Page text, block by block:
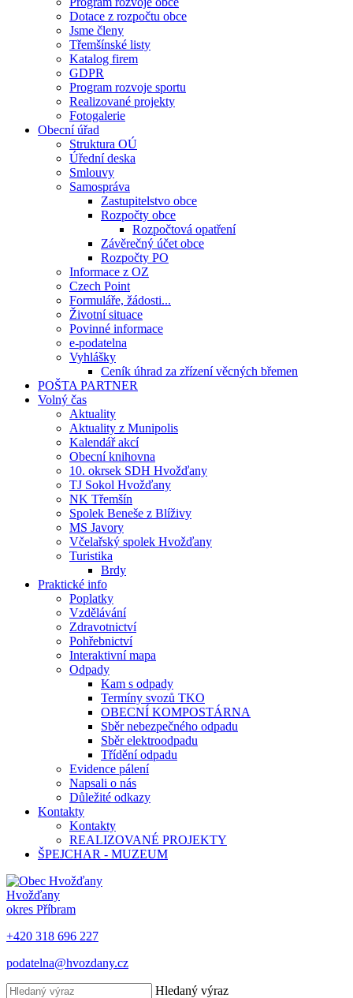
Dotace z rozpočtu obce
Jsme členy
Třemšínské listy
Katalog firem
GDPR
Program rozvoje sportu
Realizované projekty
Fotogalerie
Obecní úřad
Struktura OÚ
Úřední deska
Smlouvy
Samospráva
Zastupitelstvo obce
Rozpočty obce
Rozpočtová opatření
Závěrečný účet obce
Rozpočty PO
Informace z OZ
Czech Point
Formuláře, žádosti...
Životní situace
Povinné informace
e-podatelna
Vyhlášky
Ceník úhrad za zřízení věcných břemen
POŠTA PARTNER
Volný čas
Aktuality
Aktuality z Munipolis
Kalendář akcí
Obecní knihovna
10. okrsek SDH Hvožďany
TJ Sokol Hvožďany
NK Třemšín
Spolek Beneše z Blíživy
MS Javory
Včelařský spolek Hvožďany
Turistika
Brdy
Praktické info
Poplatky
Vzdělávání
Zdravotnictví
Pohřebnictví
Interaktivní mapa
Odpady
Kam s odpady
Termíny svozů TKO
OBECNÍ KOMPOSTÁRNA
Sběr nebezpečného odpadu
Sběr elektroodpadu
Třídění odpadu
Evidence pálení
Napsali o nás
Důležité odkazy
Kontakty
Kontakty
REALIZOVANÉ PROJEKTY
ŠPEJCHAR - MUZEUM
Hvožďany
okres Příbram
+420 318 696 227
podatelna@hvozdany.cz
Hledaný výraz